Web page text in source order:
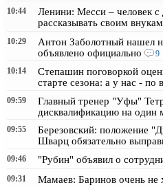
10:44
Ленини: Месси – человек с
рассказывать своим
10:29
Антон Заболотный нашел
объявлено официально
9
10:14
Степашин поговоркой
старте сезона: а у нас - по
09:59
Главный тренер "Уфы"
дисквалификацию на один
09:55
Березовский: положение
Шварц обязательно
09:46
"Рубин" объявил о
09:31
Мамаев: Баринов очень не